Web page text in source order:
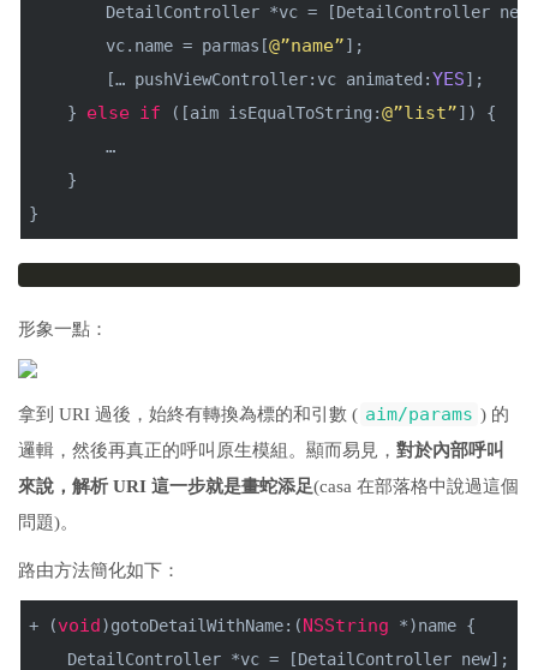
DetailController *vc = [DetailController
vc.name = parmas[@”name”];
[… pushViewController:vc animated:YES];
} else if ([aim isEqualToString:@”list”]) {
…
}
}
形象一點：
拿到 URI 過後，始終有轉換為標的和引數 ( aim/params ) 的
邏輯，然後再真正的呼叫原生模組。顯而易見， 對於內部呼叫
來說，解析 URI 這一步就是畫蛇添足(casa 在部落格中說過這個
問題)。
路由方法簡化如下：
+ (void)gotoDetailWithName:(NSString *)name {
DetailController *vc = [DetailController new];